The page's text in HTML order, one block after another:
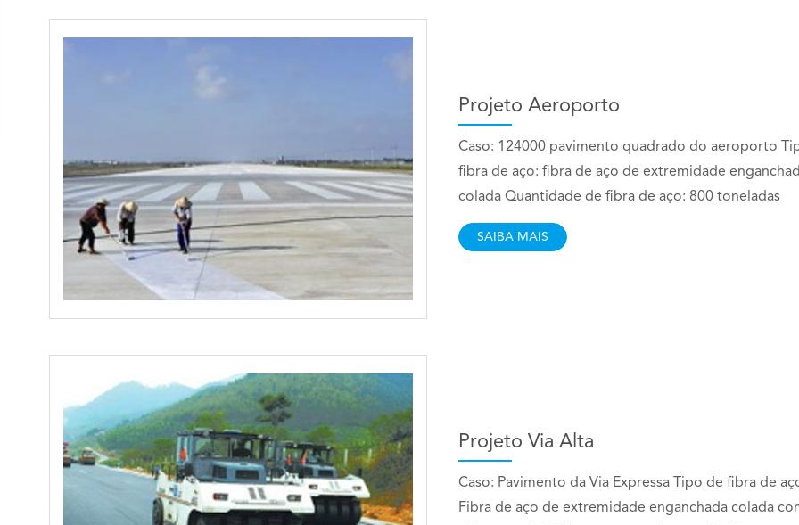
Projeto Aeroporto
Caso: 124000 pavimento quadrado do aeroporto
fibra de aço: fibra de aço de extremidade
colada Quantidade de fibra de aço: 800 toneladas
SAIBA MAIS
Projeto Via Alta
Caso: Pavimento da Via Expressa Tipo de fibra de
Fibra de aço de extremidade enganchada colada